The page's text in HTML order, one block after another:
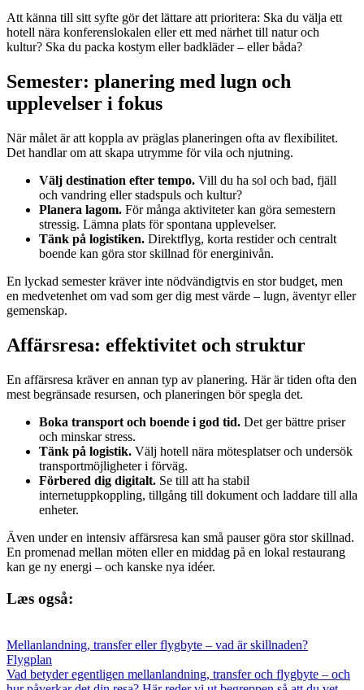
Att känna till sitt syfte gör det lättare att prioritera: Ska du välja ett
hotell nära konferenslokalen eller ett med närhet till natur och
kultur? Ska du packa kostym eller badkläder – eller båda?
Semester: planering med lugn och
upplevelser i fokus
När målet är att koppla av präglas planeringen ofta av flexibilitet.
Det handlar om att skapa utrymme för vila och njutning.
Välj destination efter tempo. Vill du ha sol och bad, fjäll
och vandring eller stadspuls och kultur?
Planera lagom. För många aktiviteter kan göra semestern
stressig. Lämna plats för spontana upplevelser.
Tänk på logistiken. Direktflyg, korta restider och centralt
boende kan göra stor skillnad för energinivån.
En lyckad semester kräver inte nödvändigtvis en stor budget, men
en medvetenhet om vad som ger dig mest värde – lugn, äventyr eller
gemenskap.
Affärsresa: effektivitet och struktur
En affärsresa kräver en annan typ av planering. Här är tiden ofta den
mest begränsade resursen, och planeringen bör spegla det.
Boka transport och boende i god tid. Det ger bättre priser
och minskar stress.
Tänk på logistik. Välj hotell nära mötesplatser och undersök
transportmöjligheter i förväg.
Förbered dig digitalt. Se till att ha stabil
internetuppkoppling, tillgång till dokument och laddare till alla
enheter.
Även under en intensiv affärsresa kan små pauser göra stor skillnad.
En promenad mellan möten eller en middag på en lokal restaurang
kan ge ny energi – och kanske nya idéer.
Læs også:
Mellanlandning, transfer eller flygbyte – vad är skillnaden?
Flygplan
Vad betyder egentligen mellanlandning, transfer och flygbyte – och